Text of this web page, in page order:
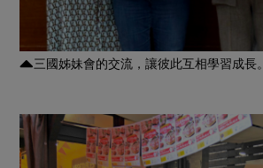
三國姊妹會的交流，讓彼此互相學習成長。